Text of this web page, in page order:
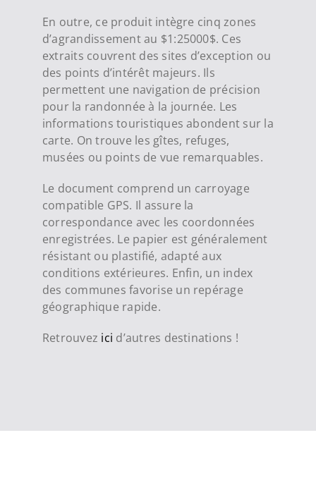
En outre, ce produit intègre cinq zones
d’agrandissement au $1:25000$. Ces
extraits couvrent des sites d’exception ou
des points d’intérêt majeurs. Ils
permettent une navigation de précision
pour la randonnée à la journée. Les
informations touristiques abondent sur la
carte. On trouve les gîtes, refuges,
musées ou points de vue remarquables.
Le document comprend un carroyage
compatible GPS. Il assure la
correspondance avec les coordonnées
enregistrées. Le papier est généralement
résistant ou plastifié, adapté aux
conditions extérieures. Enfin, un index
des communes favorise un repérage
géographique rapide.
Retrouvez ici d’autres destinations !